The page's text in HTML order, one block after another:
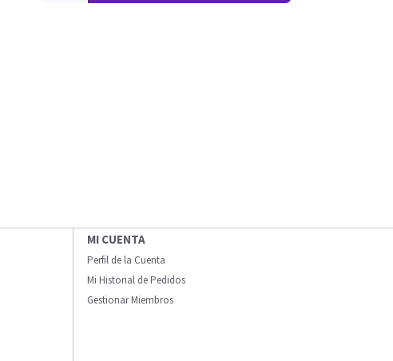
MI CUENTA
Perfil de la Cuenta
Mi Historial de Pedidos
Gestionar Miembros